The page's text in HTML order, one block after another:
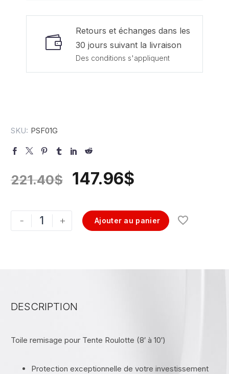
Retours et échanges dans les
30 jours suivant la livraison
Des conditions s'appliquent
SKU: PSF01G
221.40$ 147.96$
- + Ajouter au panier
DESCRIPTION
Toile remisage pour Tente Roulotte (8′ à 10′)
Protection exceptionnelle de votre investissement